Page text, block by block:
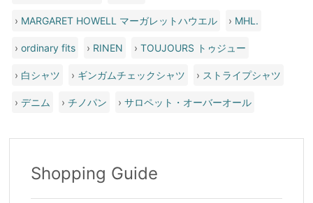
› MARGARET HOWELL マーガレットハウエル › MHL.
›ordinary fits › RINEN ›TOUJOURS トゥジュー
› 白シャツ › ギンガムチェックシャツ › ストライプシャツ
›デニム ›チノパン ›サロペット・オーバーオール
Shopping Guide